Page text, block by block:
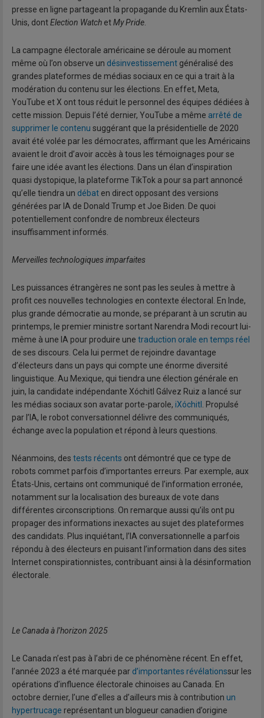
presse en ligne partageant la propagande du Kremlin aux États-
Unis, dontElection Watch etMy Pride
La campagne électorale américaine se déroule au moment
même où l’on observe un désinvestissement généralisé des
grandes plateformes de médias sociaux en ce qui a trait à la
modération du contenu sur les élections. En effet, Meta,
YouTube et X ont tous réduit le personnel des équipes dédiées à
cette mission. Depuis l’été dernier, YouTube a même arrêté de
supprimer le contenu suggérant que la présidentielle de 2020
avait été volée par les démocrates, affirmant que les Américains
avaient le droit d’avoir accès à tous les témoignages pour se
faire une idée avant les élections. Dans un élan d’inspiration
quasi dystopique, la plateforme TikTok a pour sa part annoncé
qu’elle tiendra un débat en direct opposant des versions
générées par IA de Donald Trump et Joe Biden. De quoi
potentiellement confondre de nombreux électeurs
insuffisamment informés.
Merveilles technologiques imparfaites
Les puissances étrangères ne sont pas les seules à mettre à
profit ces nouvelles technologies en contexte électoral. En Inde,
plus grande démocratie au monde, se préparant à un scrutin au
printemps, le premier ministre sortant Narendra Modi recourt lui-
même à une IA pour produire une traduction orale en temps réel
de ses discours. Cela lui permet de rejoindre davantage
d’électeurs dans un pays qui compte une énorme diversité
linguistique. Au Mexique, qui tiendra une élection générale en
juin, la candidate indépendante Xóchitl Gálvez Ruiz a lancé sur
les médias sociaux son avatar porte-parole, iXóchitl
. Propulsé
par l’IA, le robot conversationnel délivre des communiqués,
échange avec la population et répond à leurs questions.
Néanmoins, des tests récents ont démontré que ce type de
robots commet parfois d’importantes erreurs. Par exemple, aux
États-Unis, certains ont communiqué de l’information erronée,
notamment sur la localisation des bureaux de vote dans
différentes circonscriptions. On remarque aussi qu’ils ont pu
propager des informations inexactes au sujet des plateformes
des candidats. Plus inquiétant, l’IA conversationnelle a parfois
répondu à des électeurs en puisant l’information dans des sites
Internet conspirationnistes, contribuant ainsi à la désinformation
électorale.
Le Canada à l’horizon 2025
Le Canada n’est pas à l’abri de ce phénomène récent. En effet,
l’année 2023 a été marquée par d’importantes révélationssur les
opérations d’influence électorale chinoises au Canada. En
octobre dernier, l’une d’elles a d’ailleurs mis à contribution un
hypertrucage représentant un blogueur canadien d’origine